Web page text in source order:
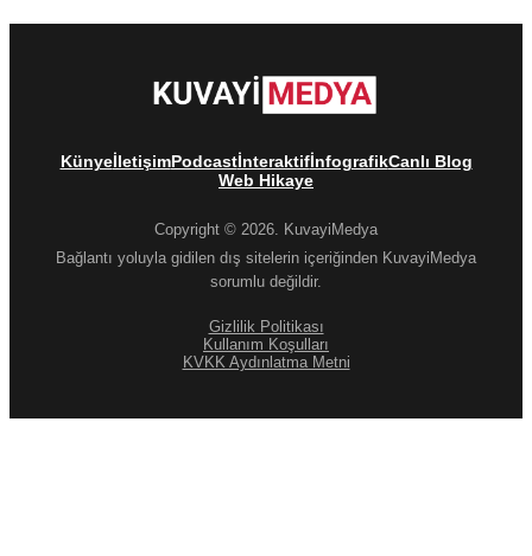
KünyeİletişimPodcastİnteraktifİnfografikCanlı Blog
Web Hikaye
Copyright © 2026. KuvayiMedya
Bağlantı yoluyla gidilen dış sitelerin içeriğinden KuvayiMedya
sorumlu değildir.
Gizlilik Politikası
Kullanım Koşulları
KVKK Aydınlatma Metni